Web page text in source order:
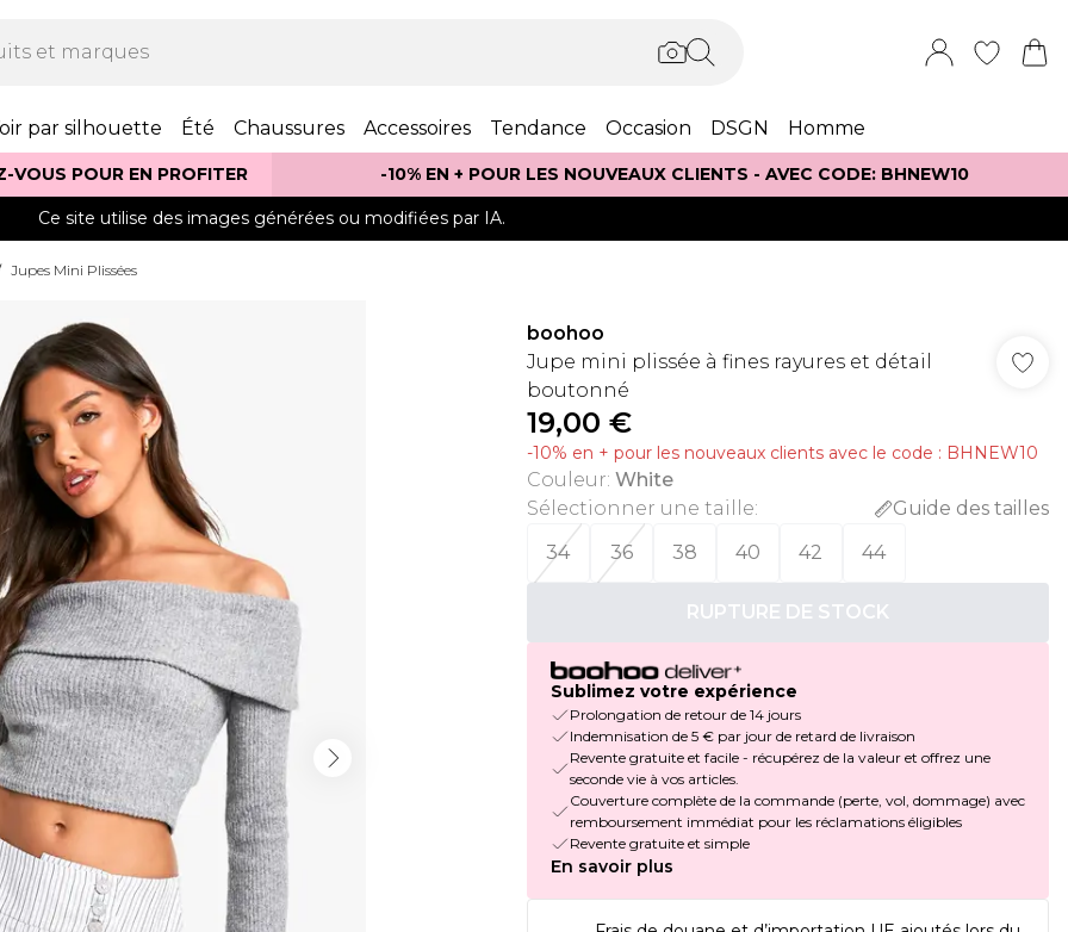
par silhouette Été Chaussures Accessoires Tendance Occasion DSGN Homme
VOUS POUR EN PROFITER -10% EN + POUR LES NOUVEAUX CLIENTS - AVEC CODE: BHNEW10
Ce site utilise des images générées ou modifiées par IA.
Jupes Mini Plissées
boohoo
Jupe mini plissée à fines rayures et détail
boutonné
19,00 €
-10% en + pour les nouveaux clients avec le code : BHNEW10
Couleur: White
Sélectionner une taille:
Guide des tailles
34
36 38 40 42 44
RUPTURE DE STOCK
Sublimez votre expérience
Prolongation de retour de 14 jours
Indemnisation de 5 € par jour de retard de livraison
Revente gratuite et facile - récupérez de la valeur et offrez une
seconde vie à vos articles.
Couverture complète de la commande (perte, vol, dommage) avec
remboursement immédiat pour les réclamations éligibles
Revente gratuite et simple
En savoir plus